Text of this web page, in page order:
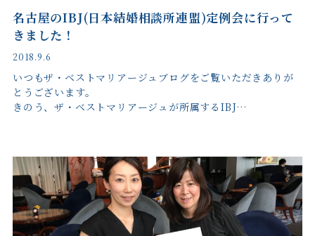
名古屋のIBJ(日本結婚相談所連盟)定例会に行って
きました！
2018.9.6
いつもザ・ベストマリアージュブログをご覧いただきありが
とうございます。
きのう、ザ・ベストマリアージュが所属するIBJ…